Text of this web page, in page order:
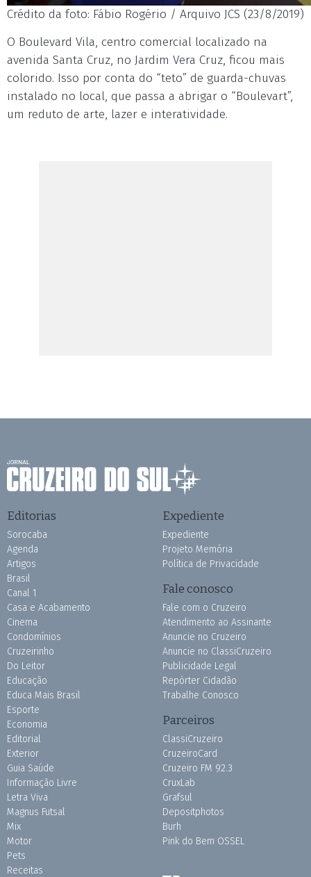
Crédito da foto: Fábio Rogério / Arquivo JCS (23/8/2019)
O Boulevard Vila, centro comercial localizado na
avenida Santa Cruz, no Jardim Vera Cruz, ficou mais
colorido. Isso por conta do “teto” de guarda-chuvas
instalado no local, que passa a abrigar o “Boulevart”,
um reduto de arte, lazer e interatividade.
Editorias
Sorocaba
Agenda
Artigos
Brasil
Canal 1
Casa e Acabamento
Cinema
Condomínios
Cruzeirinho
Do Leitor
Educação
Educa Mais Brasil
Esporte
Economia
Editorial
Exterior
Guia Saúde
Informação Livre
Letra Viva
Magnus Futsal
Mix
Motor
Pets
Receitas
Expediente
Expediente
Projeto Memória
Política de Privacidade
Fale conosco
Fale com o Cruzeiro
Atendimento ao Assinante
Anuncie no Cruzeiro
Anuncie no ClassiCruzeiro
Publicidade Legal
Repórter Cidadão
Trabalhe Conosco
Parceiros
ClassiCruzeiro
CruzeiroCard
Cruzeiro FM 92.3
CruxLab
Grafsul
Depositphotos
Burh
Pink do Bem OSSEL